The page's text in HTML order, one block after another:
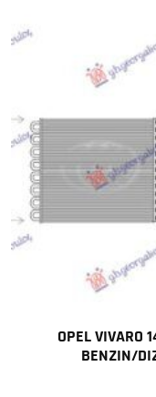
OPEL VIVARO
BENZIN/